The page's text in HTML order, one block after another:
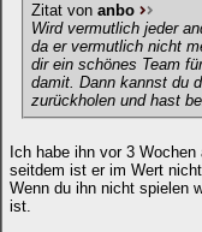
Zitat von anbo
Wird vermutlich jeder
da er vermutlich nicht
dir ein schönes Team
damit. Dann kannst du
zurückholen und hast
Ich habe ihn vor 3
seitdem ist er im Wert
Wenn du ihn nicht spielen
ist.